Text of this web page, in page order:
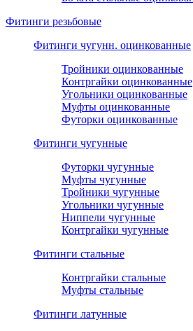
Фитинги резьбовые
Фитинги чугунн. оцинкованные
Тройники оцинкованные
Контргайки оцинкованные
Угольники оцинкованные
Муфты оцинкованные
Футорки оцинкованные
Фитинги чугунные
Футорки чугунные
Муфты чугунные
Тройники чугунные
Угольники чугунные
Ниппели чугунные
Контргайки чугунные
Фитинги стальные
Контргайки стальные
Муфты стальные
Фитинги латунные